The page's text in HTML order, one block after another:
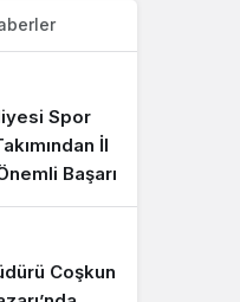
Spor
İl
Başarı
Coşkun